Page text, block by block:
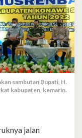
sambutan Bupati, H.
kabupaten, kemarin.
jalan